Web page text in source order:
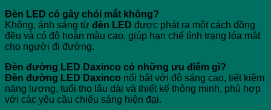
Đèn LED có gây chói mắt không?
Không, ánh sáng từ đèn LED được phát ra một cách đồng
đều và có độ hoàn màu cao, giúp hạn chế tình trạng lóa mắt
cho người đi đường.
Đèn đường LED Daxinco có những ưu điểm gì?
Đèn đường LED Daxinco nổi bật với độ sáng cao, tiết kiệm
năng lượng, tuổi thọ lâu dài và thiết kế thông minh, phù hợp
với các yêu cầu chiếu sáng hiện đại.